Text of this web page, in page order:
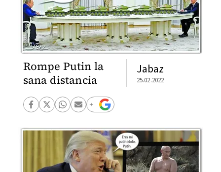
Rompe Putin la
sana distancia
Jabaz
25.02.2022